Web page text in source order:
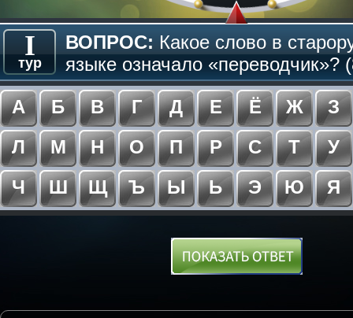
I
тур
ВОПРОС: Какое слово в
языке означало «переводчик»?
А
Б В Г Д Е Ё Ж
З
Л
М Н О П Р С Т
У
Ч
Ш Щ Ъ Ы Ь Э Ю Я